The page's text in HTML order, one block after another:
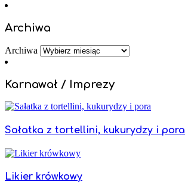
Archiwa
Archiwa
Karnawał / Imprezy
Sałatka z tortellini, kukurydzy i pora
Likier krówkowy